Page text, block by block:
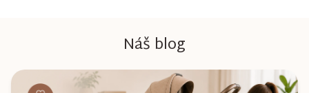
Náš blog